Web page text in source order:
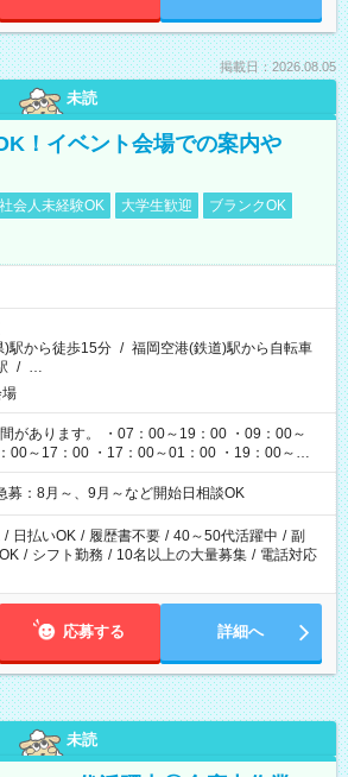
掲載日：2026.08.05
未読
！イベント会場での案内や
社会人未経験OK 大学生歓迎
ブランクOK
)駅から徒歩15分 / 福岡空港(鉄道)駅から自転車
/ …
場
があります。 ・07：00～19：00 ・09：00～
00～17：00 ・17：00～01：00 ・19：00～
ント・ライブの開催時間によって変わりま
：8月～、9月～など開始日相談OK
/ 日払いOK / 履歴書不要 / 40～50代活躍中 / 副
/ シフト勤務 / 10名以上の大量募集 / 電話対応
応募する 詳細へ
未読